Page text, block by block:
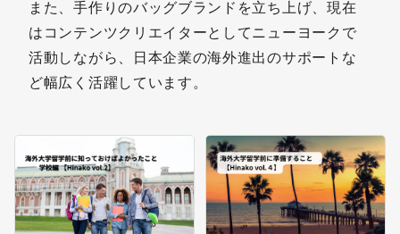
また、手作りのバッグブランドを立ち上げ、現在
はコンテンツクリエイターとしてニューヨークで
活動しながら、日本企業の海外進出のサポートな
ど幅広く活躍しています。